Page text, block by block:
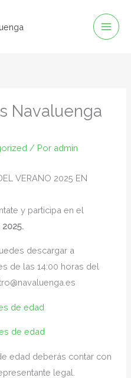
Navaluenga
/ Por admin
VERANO 2025 EN
y participa en el
2025.
descargar a
de las 14:00 horas del
de edad
de edad
edad deberás contar con
legal.